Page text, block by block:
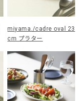
miyama./cadre oval 23
cm プラター